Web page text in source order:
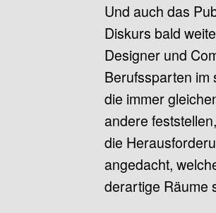
Und auch das
Diskurs bald
Designer und
Berufssparten im
die immer
andere
die
angedacht,
derartige Räume